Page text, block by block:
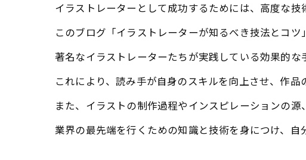
イラストレーターとして成功するためには、高度な技
このブログ「イラストレーターが知るべき技法とコ
著名なイラストレーターたちが実践している効果的
これにより、読み手が自身のスキルを向上させ、作品
また、イラストの制作過程やインスピレーションの
業界の最先端を行くための知識と技術を身につけ、自